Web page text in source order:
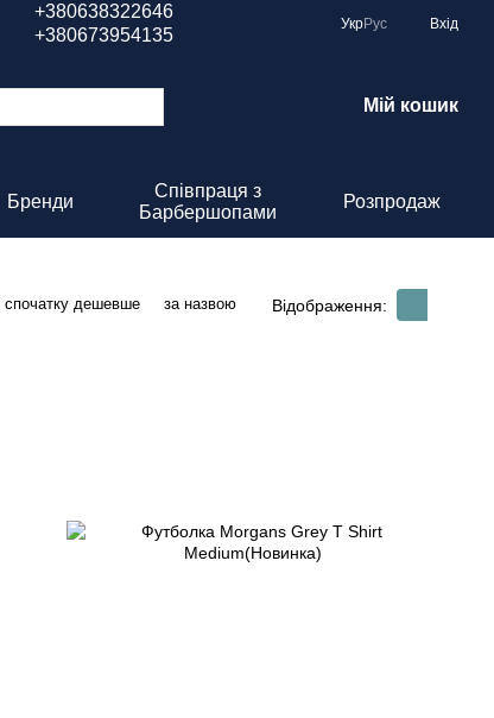
+380638322646
+380673954135
УкрРус Вхід
Мій кошик
Бренди
Співпраця з
Барбершопами
Розпродаж
спочатку дешевше за назвою Відображення: